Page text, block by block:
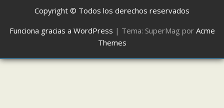
Copyright © Todos los derechos reservados
Funciona gracias a WordPress | Tema: SuperMag por Acme
Themes